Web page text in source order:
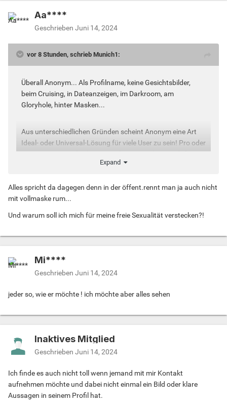
Aa****
Geschrieben Juni 14, 2024
vor 8 Stunden, schrieb Munich1:
Überall Anonym... Als Profilname, keine Gesichtsbilder,
beim Cruising, in Dateanzeigen, im Darkroom, am
Gloryhole, hinter Masken...
Aus unterschiedlichen Gründen scheint Anonym eine Art
Ideal- oder Universal-Lösung für viele User zu sein! Pro oder
Kontra, was spricht dagegen oder warum bist Du dafür?
Expand
Alles spricht da dagegen denn in der öffent.rennt man ja auch nicht
mit vollmaske rum...
Und warum soll ich mich für meine freie Sexualität verstecken?!
Mi****
Geschrieben Juni 14, 2024
jeder so, wie er möchte ! ich möchte aber alles sehen
Inaktives Mitglied
Geschrieben Juni 14, 2024
Ich finde es auch nicht toll wenn jemand mit mir Kontakt
aufnehmen möchte und dabei nicht einmal ein Bild oder klare
Aussagen in seinem Profil hat.